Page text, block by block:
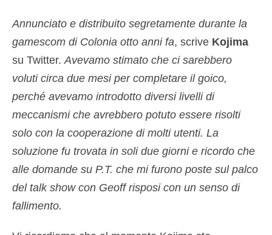
Annunciato e distribuito segretamente durante la
gamescom di Colonia otto anni fa, scrive Kojima
su Twitter.Avevamo stimato che ci sarebbero
voluti circa due mesi per completare il goico,
perché avevamo introdotto diversi livelli di
meccanismi che avrebbero potuto essere risolti
solo con la cooperazione di molti utenti. La
soluzione fu trovata in soli due giorni e ricordo che
alle domande su P.T. che mi furono poste sul palco
del talk show con Geoff risposi con un senso di
fallimento.